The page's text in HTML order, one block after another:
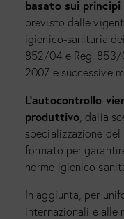
basato sui principi
previsto dalle
igienico-sanitaria
852/04 e Reg. 853/
2007 e successive
L’autocontrollo
produttivo , dalla
specializzazione
formato per
norme igienico
In aggiunta, per
internazionali e alle